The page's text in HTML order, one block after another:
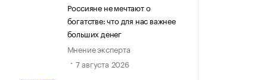
Россияне не мечтают о
богатстве: что для нас важнее
больших денег
Мнение эксперта
7 августа 2026